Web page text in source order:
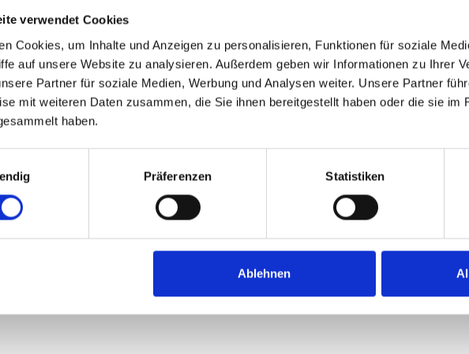
verwendet Cookies
Cookies, um Inhalte und Anzeigen zu personalisieren, Funktionen für soziale
auf unsere Website zu analysieren. Außerdem geben wir Informationen zu Ihrer
Partner für soziale Medien, Werbung und Analysen weiter. Unsere Partner
mit weiteren Daten zusammen, die Sie ihnen bereitgestellt haben oder die sie im
haben.
Präferenzen Statistiken
Ablehnen